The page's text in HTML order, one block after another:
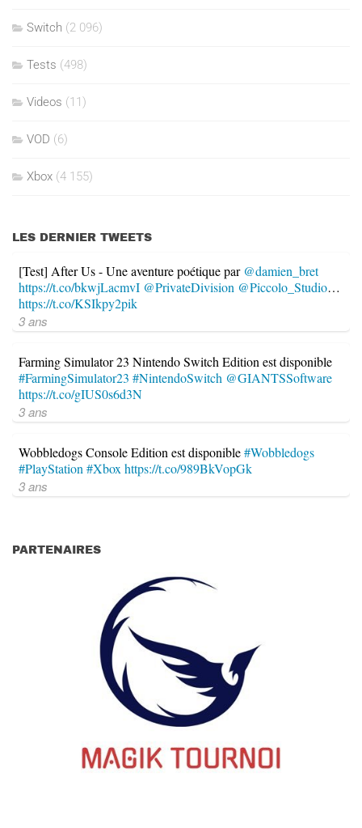
Switch (2 096)
Tests (498)
Videos (11)
VOD (6)
Xbox (4 155)
LES DERNIER TWEETS
[Test] After Us - Une aventure poétique par @damien_bret
https://t.co/bkwjLacmvI @PrivateDivision @Piccolo_Studio…
https://t.co/KSIkpy2pik
3 ans
Farming Simulator 23 Nintendo Switch Edition est disponible
#FarmingSimulator23 #NintendoSwitch @GIANTSSoftware
https://t.co/gIUS0s6d3N
3 ans
Wobbledogs Console Edition est disponible#Wobbledogs
#PlayStation #Xbox https://t.co/989BkVopGk
3 ans
PARTENAIRES